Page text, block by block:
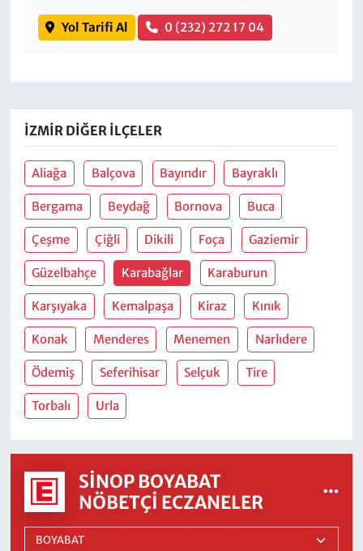
Yol Tarifi Al 0 (232) 272 17 04
İZMIR DIĞER İLÇELER
Aliağa Balçova Bayındır Bayraklı
Bergama Beydağ Bornova Buca
Çeşme Çiğli Dikili Foça Gaziemir
Güzelbahçe Karabağlar Karaburun
Karşıyaka Kemalpaşa Kiraz Kınık
Konak Menderes Menemen Narlıdere
Ödemiş Seferihisar Selçuk Tire
Torbalı Urla
SINOP BOYABAT
NÖBETÇI ECZANELER